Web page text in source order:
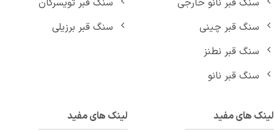
سنگ قبر نانو خارجی
سنگ قبر چینی
سنگ قبر نطنز
سنگ قبر نانو
سنگ قبر تویسرکان
سنگ قبر برزیلی
های مفید
لینک های مفید